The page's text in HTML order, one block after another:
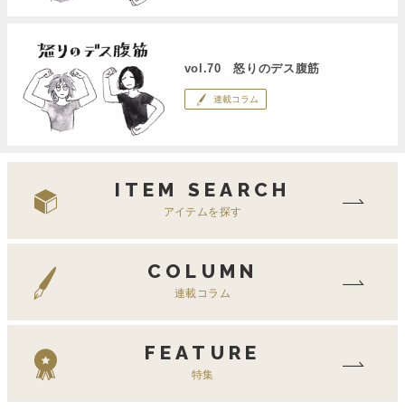
vol.70 怒りのデス腹筋
連載コラム
ITEM SEARCH
アイテムを探す
COLUMN
連載コラム
FEATURE
特集